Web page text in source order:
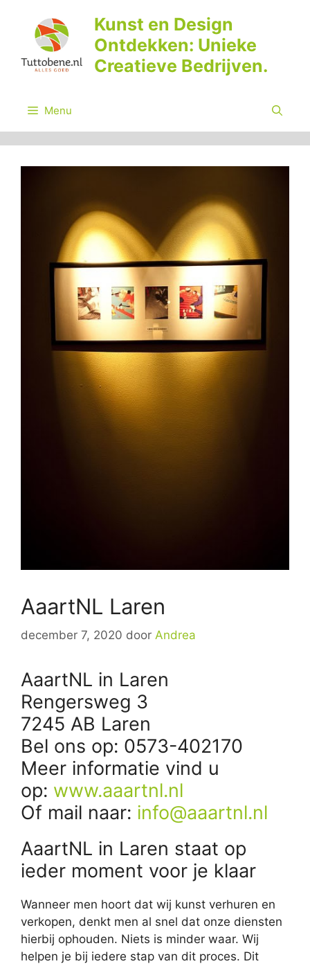
inhoud
Kunst en Design
Ontdekken: Unieke
Creatieve Bedrijven.
Menu
AaartNL Laren
december 7, 2020 door Andrea
AaartNL in Laren
Rengersweg 3
7245 AB Laren
Bel ons op: 0573-402170
Meer informatie vind u
op: www.aaartnl.nl
Of mail naar: info@aaartnl.nl
AaartNL in Laren staat op
ieder moment voor je klaar
Wanneer men hoort dat wij kunst verhuren en
verkopen, denkt men al snel dat onze diensten
hierbij ophouden. Niets is minder waar. Wij
helpen je bij iedere stap van dit proces. Dit